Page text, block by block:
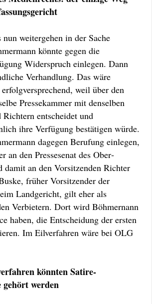
weitergehen in der Sache
könnte gegen die
Widerspruch einlegen. Dann
Verhandlung. Das wäre
weil über den
Pressekammer mit denselben
ent­scheidet und
ihre Ver­fügung bestätigen würde.
dagegen Berufung einlegen,
an den Presse­senat des Ober­
damit an den Vorsitzenden Richter
früher Vor­sitzender der
Landgericht, gilt eher als
Verbietern. Dort wird Böhmernann
haben, die Entscheidung der ersten
Im Eilverfahren wäre bei OLG
könnten Satire-
gehört werden